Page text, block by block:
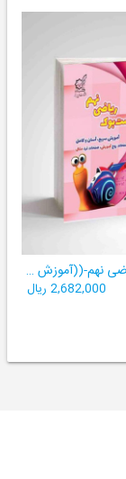
فست بوک ریاضی نهم-((آموزش سریع، آسان و کامل ریاضی پایۀ نهم))
2,682,000 ریال